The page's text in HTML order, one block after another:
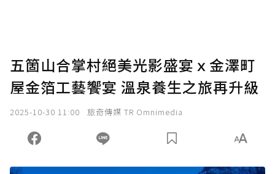
五箇山合掌村絕美光影盛宴ｘ金澤町
屋金箔工藝饗宴 溫泉養生之旅再升級
2025-10-30 11:00 旅奇傳媒 TR Omnimedia